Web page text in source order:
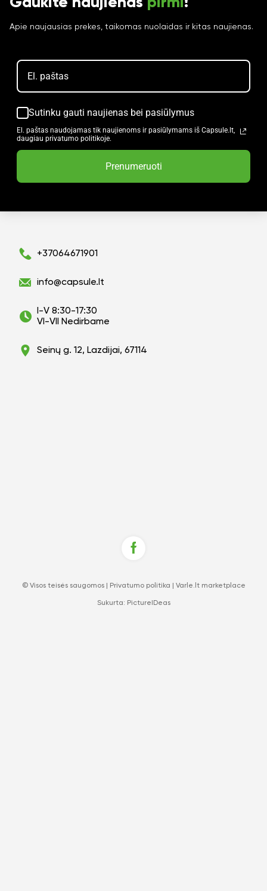
Apie naujausias prekes, taikomas nuolaidas ir kitas naujienas.
Sutinku gauti naujienas bei pasiūlymus
El. paštas naudojamas tik naujienoms ir pasiūlymams iš Capsule.lt,
daugiau privatumo politikoje.
Prenumeruoti
+37064671901
info@capsule.lt
I-V 8:30-17:30
VI-VII Nedirbame
Seinų g. 12, Lazdijai, 67114
© Visos teisės saugomos | Privatumo politika Varle.lt marketplace
Sukurta: PictureIDeas